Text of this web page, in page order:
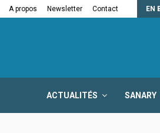
A propos Newsletter Contact EN
la fermeture…
ACTUALITÉS SANARY